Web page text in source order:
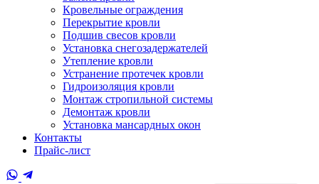
Кровельные ограждения
Перекрытие кровли
Подшив свесов кровли
Установка снегозадержателей
Утепление кровли
Устранение протечек кровли
Гидроизоляция кровли
Монтаж стропильной системы
Демонтаж кровли
Установка мансардных окон
Контакты
Прайс-лист